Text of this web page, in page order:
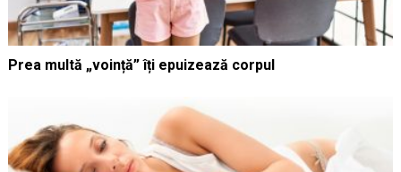
Prea multă „voință” îți epuizează corpul